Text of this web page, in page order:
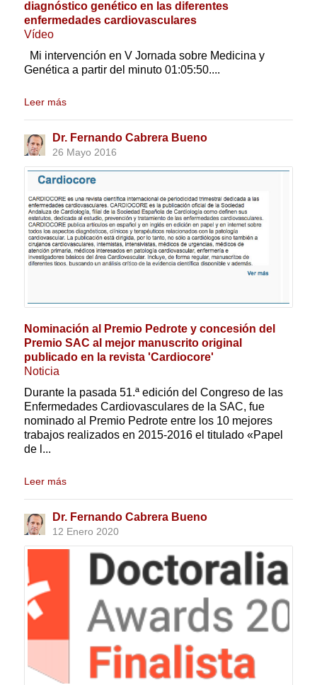
diagnóstico genético en las diferentes
enfermedades cardiovasculares
Vídeo
Mi intervención en V Jornada sobre Medicina y
Genética a partir del minuto 01:05:50....
Leer más
Dr. Fernando Cabrera Bueno
26 Mayo 2016
Nominación al Premio Pedrote y concesión del
Premio SAC al mejor manuscrito original
publicado en la revista 'Cardiocore'
Noticia
Durante la pasada 51.ª edición del Congreso de las
Enfermedades Cardiovasculares de la SAC, fue
nominado al Premio Pedrote entre los 10 mejores
trabajos realizados en 2015-2016 el titulado «Papel
de l...
Leer más
Dr. Fernando Cabrera Bueno
12 Enero 2020